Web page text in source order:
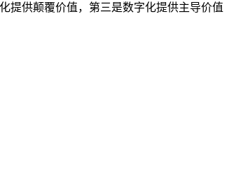
提供颠覆价值，第三是数字化提供主导价值